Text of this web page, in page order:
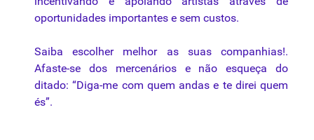
oportunidades importantes e sem custos.
Saiba escolher melhoras suas companhias!.
Afaste-se dos mercenáriose não esqueça do
ditado:“Diga-me com quem andas e te direi quem
és”.